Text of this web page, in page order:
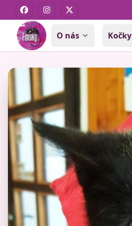
FacebookInstagram
X
O nás Kočky